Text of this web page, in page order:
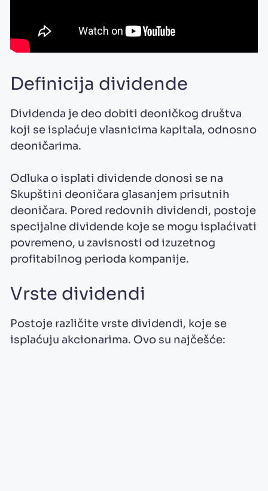
Definicija dividende
Dividenda je deo dobiti deoničkog društva
koji se isplaćuje vlasnicima kapitala, odnosno
deoničarima.
Odluka o isplati dividende donosi se na
Skupštini deoničara glasanjem prisutnih
deoničara. Pored redovnih dividendi, postoje
specijalne dividende koje se mogu isplaćivati
povremeno, u zavisnosti od izuzetnog
profitabilnog perioda kompanije.
Vrste dividendi
Postoje različite vrste dividendi, koje se
isplaćuju akcionarima. Ovo su najčešće: